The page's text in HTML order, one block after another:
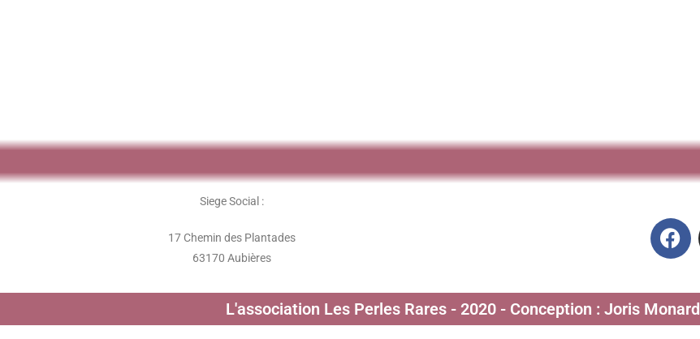
Siege Social :
17 Chemin des Plantades
63170 Aubières
L'association Les Perles Rares - 2020 - Conception : Joris Monard